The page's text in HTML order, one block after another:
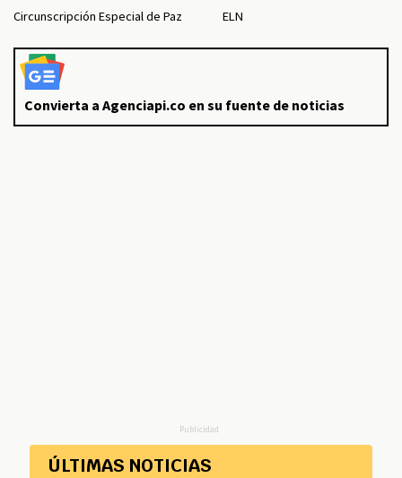
Circunscripción Especial de Paz
ELN
Convierta a Agenciapi.co en su fuente de noticias
Publicidad
ÚLTIMAS NOTICIAS